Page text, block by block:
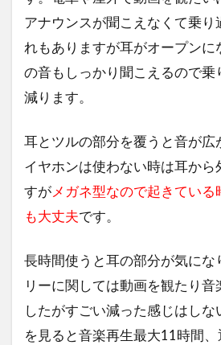
アナウンスが聞こえなくて乗り
れもありますが耳がオープンに
の音もしっかり聞こえるので乗
減ります。
耳とツルの部分を覆うと音が広
イヤホンは使わない時は耳から
すがメガネ型なので起きている
も大丈夫です。
長時間使うと耳の部分が気にな
リーに関しては動画を観たり音
したがすごい減った感じはしな
を見ると音楽再生最大11時間